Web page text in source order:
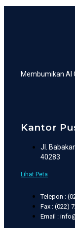
Membumikan Al
Kantor
Jl.
40283
Lihat Peta
Telepon :
Fax : (022)
Email :